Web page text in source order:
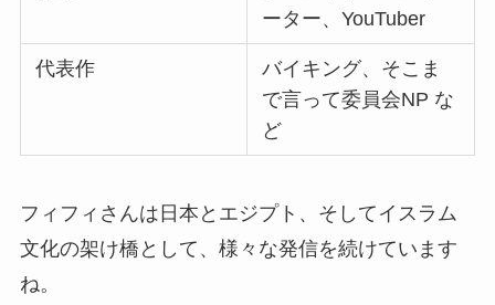
ーター、YouTuber
代表作
バイキング、そこま
で言って委員会NP な
ど
フィフィさんは日本とエジプト、そしてイスラム
文化の架け橋として、様々な発信を続けています
ね。